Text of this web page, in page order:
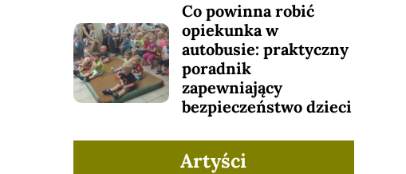
Co powinna robić
opiekunka w
autobusie: praktyczny
poradnik
zapewniający
bezpieczeństwo dzieci
Artyści